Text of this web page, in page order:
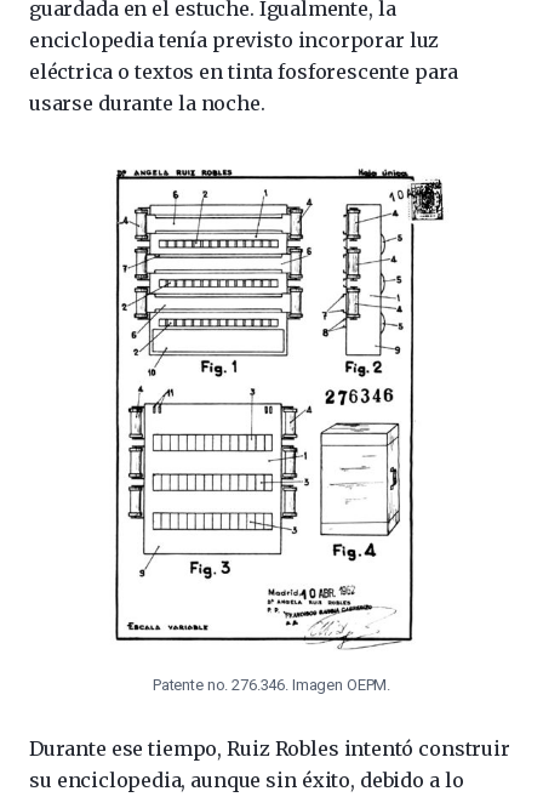
guardada en el estuche. Igualmente, la
enciclopedia tenía previsto incorporar luz
eléctrica o textos en tinta fosforescente para
usarse durante la noche.
Patente no. 276.346. Imagen OEPM.
Durante ese tiempo, Ruiz Robles intentó construir
su enciclopedia, aunque sin éxito, debido a lo